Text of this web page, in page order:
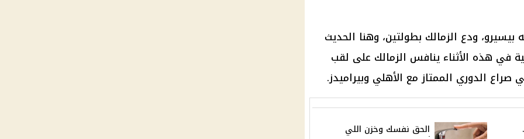
بيسيرو، ودع الزمالك بطولتين، وهنا الحديث
في هذه الأثناء ينافس الزمالك على لقب
الدوري الممتاز مع الأهلي وبيراميدز.
الحق نفسك وخزن اللي